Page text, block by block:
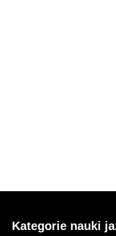
Kategorie nauki